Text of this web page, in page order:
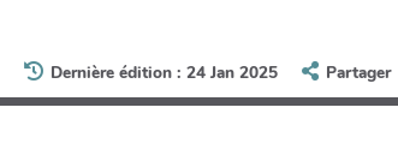
Dernière édition : 24 Jan 2025 Partager